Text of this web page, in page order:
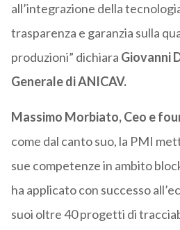
all’integrazione della
trasparenza e garanzia sulla
produzioni” dichiara Giovanni
Generale di ANICAV.
Massimo Morbiato, Ceo e
come dal canto suo, la PMI
sue competenze in ambito
ha applicato con successo
suoi oltre 40 progetti di